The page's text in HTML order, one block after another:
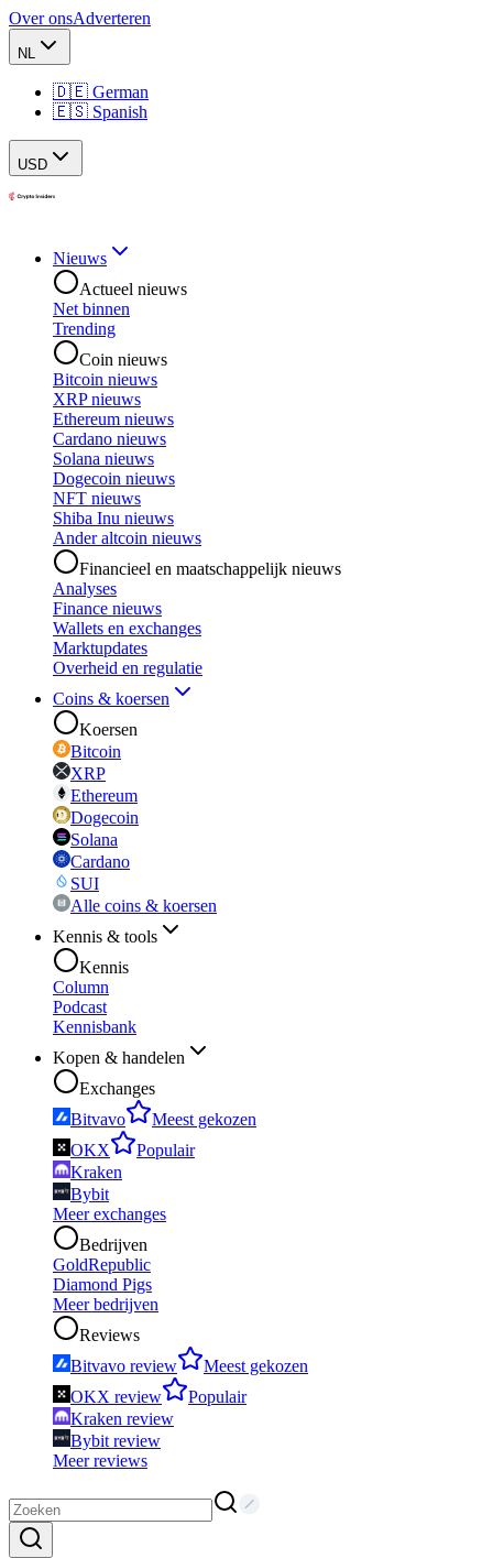
Over onsAdverteren
NL
🇩🇪 German
🇪🇸 Spanish
USD
Nieuws
Actueel nieuws
Net binnen
Trending
Coin nieuws
Bitcoin nieuws
XRP nieuws
Ethereum nieuws
Cardano nieuws
Solana nieuws
Dogecoin nieuws
NFT nieuws
Shiba Inu nieuws
Ander altcoin nieuws
Financieel en maatschappelijk nieuws
Analyses
Finance nieuws
Wallets en exchanges
Marktupdates
Overheid en regulatie
Coins & koersen
Koersen
Bitcoin
XRP
Ethereum
Dogecoin
Solana
Cardano
SUI
Alle coins & koersen
Kennis & tools
Kennis
Column
Podcast
Kennisbank
Kopen & handelen
Exchanges
Bitvavo
Meest gekozen
OKX
Populair
Kraken
Bybit
Meer exchanges
Bedrijven
GoldRepublic
Diamond Pigs
Meer bedrijven
Reviews
Bitvavo review
Meest gekozen
OKX review
Populair
Kraken review
Bybit review
Meer reviews